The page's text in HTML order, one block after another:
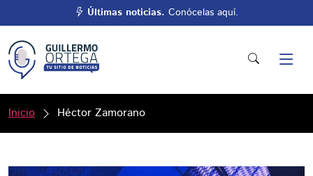
Últimas noticias. Conócelas aquí.
Inicio Héctor Zamorano